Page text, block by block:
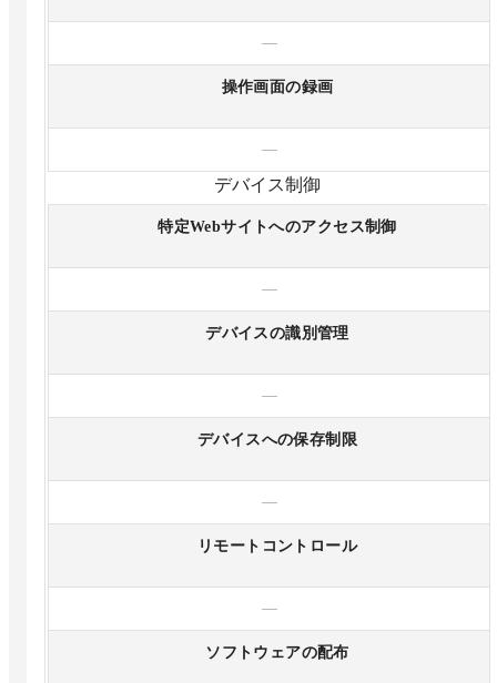
—
操作画面の録画
—
デバイス制御
特定Webサイトへのアクセス制御
—
デバイスの識別管理
—
デバイスへの保存制限
—
リモートコントロール
—
ソフトウェアの配布